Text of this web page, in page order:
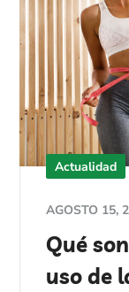
Actualidad
AGOSTO 15,
Qué
uso de